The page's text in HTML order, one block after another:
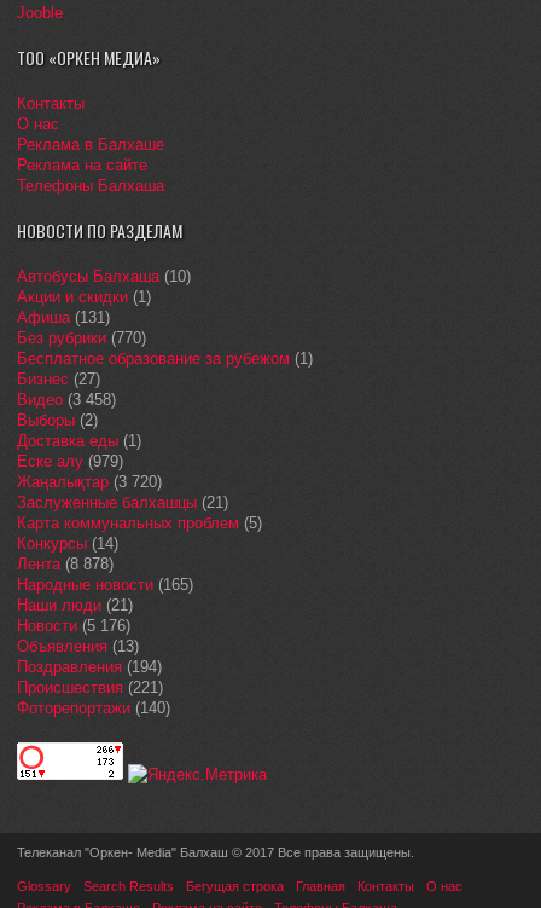
Jooble
ТОО «ОРКЕН МЕДИА»
Контакты
О нас
Реклама в Балхаше
Реклама на сайте
Телефоны Балхаша
НОВОСТИ ПО РАЗДЕЛАМ
Автобусы Балхаша(10)
Акции и скидки (1)
Афиша(131)
Без рубрики (770)
Бесплатное образование за рубежом (1)
Бизнес (27)
Видео (3 458)
Выборы (2)
Доставка еды (1)
Еске алу (979)
Жаңалықтар (3 720)
Заслуженные балхашцы (21)
Карта коммунальных проблем (5)
Конкурсы (14)
Лента(8 878)
Народные новости (165)
Наши люди (21)
Новости (5 176)
Объявления (13)
Поздравления (194)
Происшествия (221)
Фоторепортажи (140)
Телеканал "Оркен- Media" Балхаш © 2017 Все права защищены.
Glossary Search Results Бегущая строка Главная Контакты
О нас